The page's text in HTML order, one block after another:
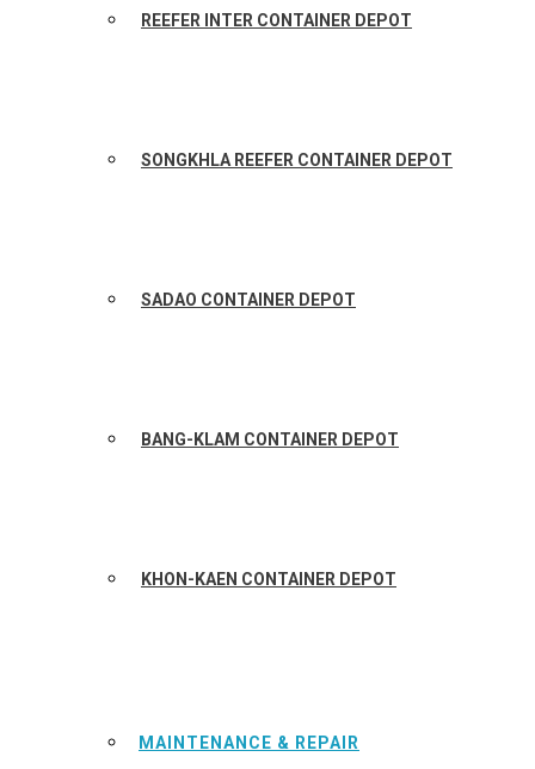
REEFER INTER CONTAINER DEPOT
SONGKHLA REEFER CONTAINER DEPOT
SADAO CONTAINER DEPOT
BANG-KLAM CONTAINER DEPOT
KHON-KAEN CONTAINER DEPOT
MAINTENANCE & REPAIR